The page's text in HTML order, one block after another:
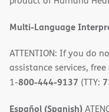
Multi-Language
ATTENTION: If you do
assistance services,
1-800-444-9137 (TTY:
Español (Spanish)